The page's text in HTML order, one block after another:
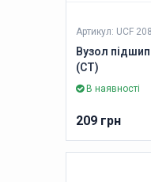
Артикул: UCF 208
Вузол
(CT)
В наявності
209 грн